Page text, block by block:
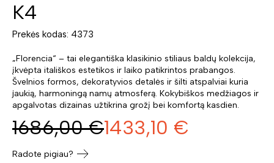
K4
Prekės kodas: 4373
„Florencia“ – tai elegantiška klasikinio stiliaus baldų kolekcija,
įkvėpta itališkos estetikos ir laiko patikrintos prabangos.
Švelnios formos, dekoratyvios detalės ir šilti atspalviai kuria
jaukią, harmoningą namų atmosferą. Kokybiškos medžiagos ir
apgalvotas dizainas užtikrina grožį bei komfortą kasdien.
1686,00 €1433,10 €
Radote pigiau?